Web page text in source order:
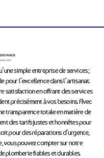
simple entreprise de services ;
pour l’excellence dans l’artisanat.
satisfaction en offrant des services
précisément à vos besoins. Avec
transparence totale en matière de
des tarifs justes et honnêtes pour
pour des réparations d’urgence,
vous pouvez compter sur notre
plomberie fiables et durables.